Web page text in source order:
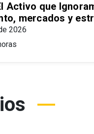
Activo que
mercados y
2026